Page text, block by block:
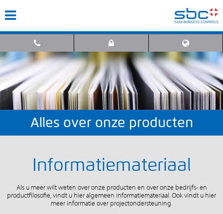
Alles over onze producten
Informatiemateriaal
Als u meer wilt weten over onze producten en over onze bedrijfs- en
productfilosofie, vindt u hier algemeen informatiemateriaal. Ook vindt u hier
meer informatie over projectondersteuning.